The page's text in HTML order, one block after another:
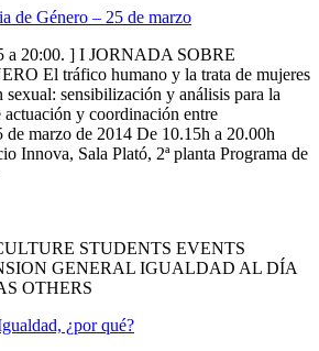
de Género – 25 de marzo
a 20:00. ] I JORNADA SOBRE
El tráfico humano y la trata de mujeres
sensibilización y análisis para la
y coordinación entre
de marzo de 2014 De 10.15h a 20.00h
Innova, Sala Plató, 2ª planta Programa de
STUDENTS EVENTS
GENERAL IGUALDAD AL DÍA
OTHERS
¿por qué?